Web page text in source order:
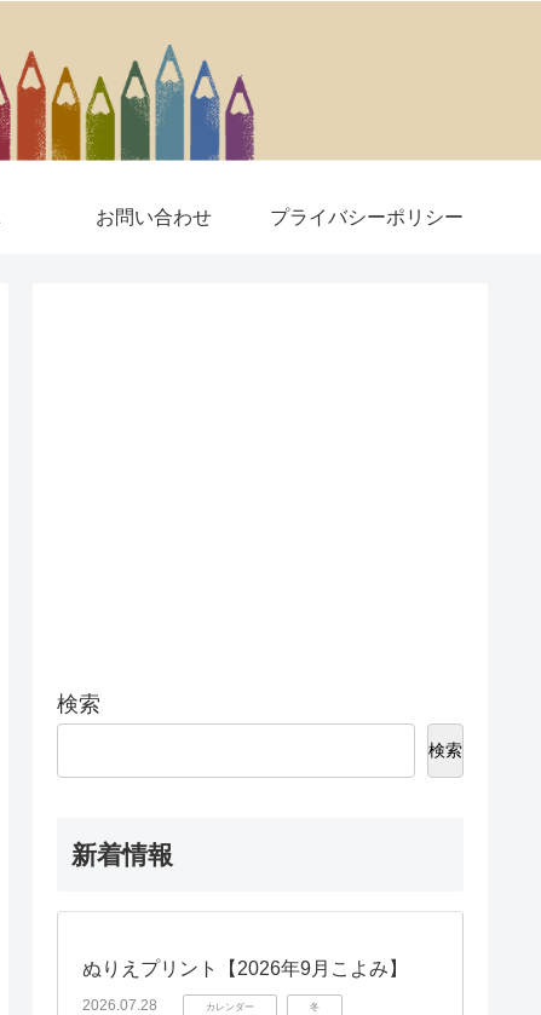
お問い合わせ プライバシーポリシー
検索
検索
新着情報
ぬりえプリント【2026年9月こよみ】
2026.07.28 カレンダー 冬